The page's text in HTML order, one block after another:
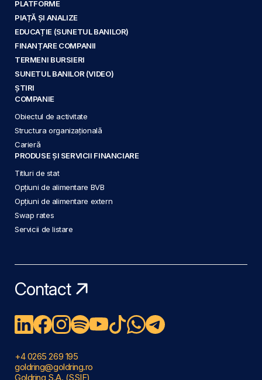
PLATFORME
PIAȚĂ ȘI ANALIZE
EDUCAȚIE (SUNETUL BANILOR)
FINANȚARE COMPANII
TERMENI BURSIERI
SUNETUL BANILOR (VIDEO)
ȘTIRI
COMPANIE
Obiectul de activitate
Structura organizațională
Carieră
PRODUSE ȘI SERVICII FINANCIARE
Titluri de stat
Opțiuni de alimentare BVB
Opțiuni de alimentare extern
Swap rates
Servicii de listare
Contact
+4 0265 269 195
goldring@goldring.ro
Goldring S.A. (SSIF)